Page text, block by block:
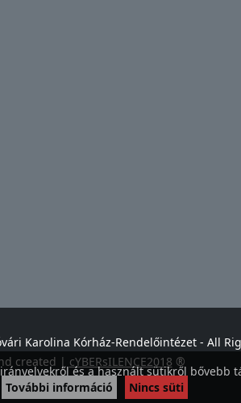
és a használt sütikről bővebb
További információ Nincs süti
Karolina Kórház-Rendelőintézet - All
created | cYBERsILENCE2018 ®